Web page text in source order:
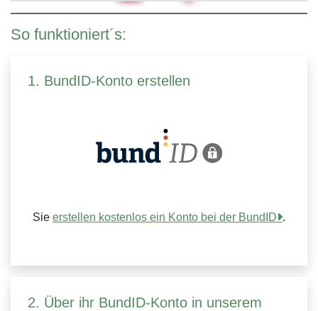
So funktioniert´s:
1. BundID-Konto erstellen
Sie erstellen kostenlos ein Konto bei der BundID .
2. Über ihr BundID-Konto in unserem